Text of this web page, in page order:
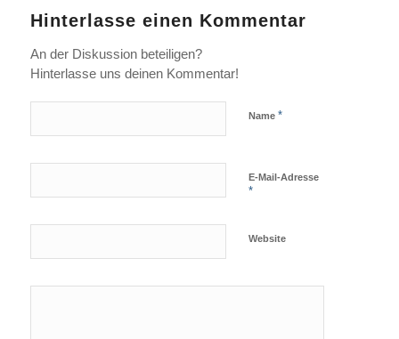
Hinterlasse einen Kommentar
An der Diskussion beteiligen?
Hinterlasse uns deinen Kommentar!
Name *
E-Mail-Adresse
*
Website